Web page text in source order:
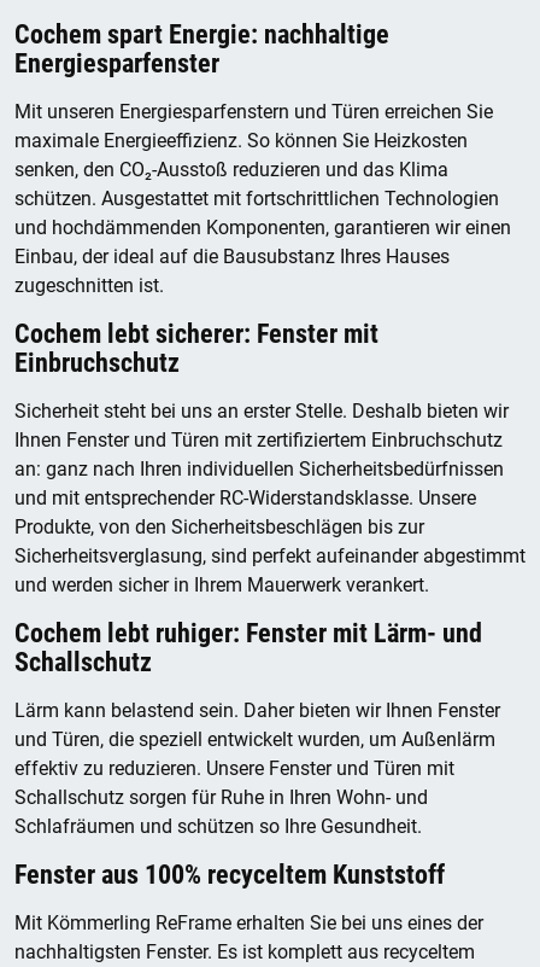
Cochem spart Energie: nachhaltige
Energiesparfenster
Mit unseren Energiesparfenstern und Türen erreichen Sie
maximale Energieeffizienz. So können Sie Heizkosten
senken, den CO₂-Ausstoß reduzieren und das Klima
schützen. Ausgestattet mit fortschrittlichen Technologien
und hochdämmenden Komponenten, garantieren wir einen
Einbau, der ideal auf die Bausubstanz Ihres Hauses
zugeschnitten ist.
Cochem lebt sicherer: Fenster mit
Einbruchschutz
Sicherheit steht bei uns an erster Stelle. Deshalb bieten wir
Ihnen Fenster und Türen mit zertifiziertem Einbruchschutz
an: ganz nach Ihren individuellen Sicherheitsbedürfnissen
und mit entsprechender RC-Widerstandsklasse. Unsere
Produkte, von den Sicherheitsbeschlägen bis zur
Sicherheitsverglasung, sind perfekt aufeinander abgestimmt
und werden sicher in Ihrem Mauerwerk verankert.
Cochem lebt ruhiger: Fenster mit Lärm- und
Schallschutz
Lärm kann belastend sein. Daher bieten wir Ihnen Fenster
und Türen, die speziell entwickelt wurden, um Außenlärm
effektiv zu reduzieren. Unsere Fenster und Türen mit
Schallschutz sorgen für Ruhe in Ihren Wohn- und
Schlafräumen und schützen so Ihre Gesundheit.
Fenster aus 100% recyceltem Kunststoff
Mit Kömmerling ReFrame erhalten Sie bei uns eines der
nachhaltigsten Fenster. Es ist komplett aus recyceltem